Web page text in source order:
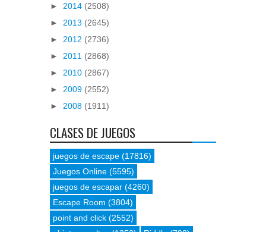
► 2014 (2508)
► 2013 (2645)
► 2012 (2736)
► 2011 (2868)
► 2010 (2867)
► 2009 (2552)
► 2008 (1911)
CLASES DE JUEGOS
juegos de escape (17816)
Juegos Online (5595)
juegos de escapar (4260)
Escape Room (3804)
point and click (2552)